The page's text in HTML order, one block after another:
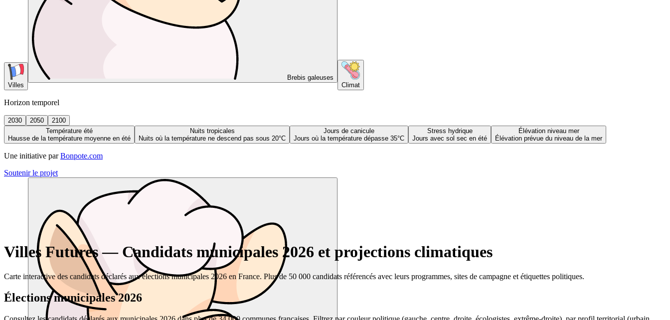
Villes
Brebis galeuses
Climat
Horizon temporel
2030 2050
2100
Température été
Hausse de la température moyenne en été
Nuits tropicales
Nuits où la température ne descend pas sous 20°C
Jours de canicule
Jours où la température dépasse 35°C
Stress hydrique
Jours avec sol sec en été
Élévation niveau mer
Élévation prévue du niveau de la mer
Une initiative par Bonpote.com
Soutenir le projet
Villes Futures — Candidats municipales 2026 et projections climatiques
Carte interactive des candidats déclarés aux élections municipales 2026 en France. Plus de 50 000 candidats référencés avec leurs programmes, sites de campagne et étiquettes politiques.
Élections municipales 2026